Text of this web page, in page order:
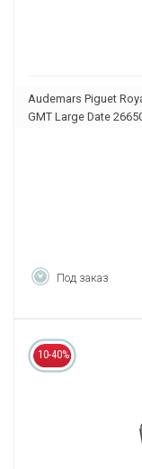
Audemars Piguet
GMT Large Date
Под заказ
10-40%